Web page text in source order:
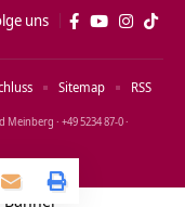
uns
· +49 5234 87‑0 ·
Sitemap RSS